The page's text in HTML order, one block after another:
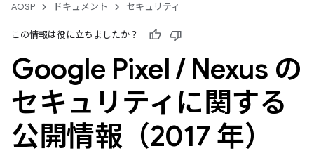
AOSP ドキュメント セキュリティ
この情報は役に立ちましたか？
Google Pixel /Nexus の
セキュリティに関する
公開情報（2017 年）